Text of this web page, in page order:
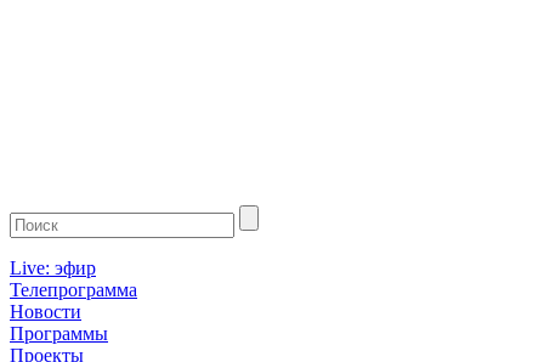
Live: эфир
Телепрограмма
Новости
Программы
Проекты